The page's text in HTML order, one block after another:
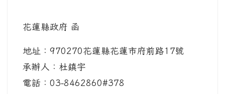
花蓮縣政府 函
地址：970270花蓮縣花蓮市府前路17號
承辦人：杜鎮宇
電話：03-8462860#378